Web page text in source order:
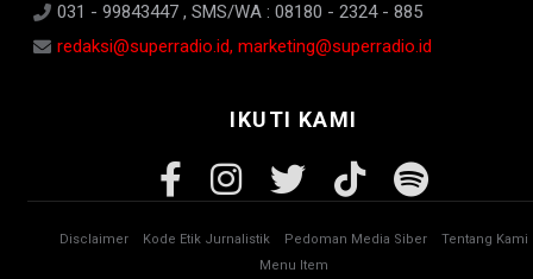
031 - 99843447 , SMS/WA : 08180 - 2324 - 885
redaksi@superradio.id, marketing@superradio.id
IKUTI KAMI
Disclaimer Kode Etik Jurnalistik Pedoman Media Siber
Tentang Kami
Menu Item